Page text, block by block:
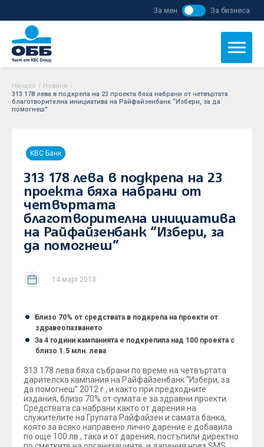
За мен За бизнеса
Начало / Новини /
313 178 лева в подкрепа на 23 проекта бяха набрани от четвъртата
благотворителна инициатива на Райфайзенбанк “Избери, за да
помогнеш”
KBC Банк
313 178 лева в подкрепа на 23
проекта бяха набрани от
четвъртата
благотворителна инициатива
на Райфайзенбанк “Избери, за
да помогнеш”
14 март 2013
Близо 70% от средствата в подкрепа на проекти от
здравеопазването
За 4 години кампанията е подкрепила над 100 проекта с
близо 1.5 млн. лева
313 178 лева бяха събрани по време на четвъртата
дарителска кампания на Райфайзенбанк “Избери, за
да помогнеш” 2012 г., и както при предходните
издания, близо 70% от сумата е за здравни проекти.
Средствата са набрани както от дарения на
служителите на Групата Райфайзен и самата банка,
която за всяко направено лично дарение е добавила
по още 100 лв., така и от дарения, постъпили директно